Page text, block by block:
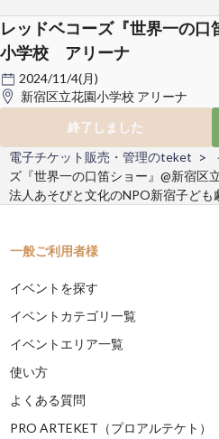
レッドベコーズ『世界一の口
小学校 アリーナ
2024/11/4(月)
新宿区立花園小学校 アリーナ
終了しました
電子チケット販売・管理のteket
ズ『世界一の口笛ショー』@新宿
法人あそびと文化のNPO新宿子ども
一般ご利用者様
イベントを探す
イベントカテゴリ一覧
イベントエリア一覧
使い方
よくある質問
PRO ARTEKET（プロアルテケト）